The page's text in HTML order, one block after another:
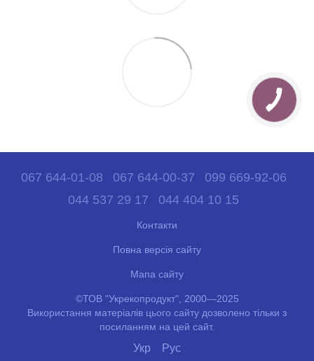
067 644-01-08 067 644-00-37
099 669-92-06
044 537 29 17
044 404 10 15
Контакти
Повна версія сайту
Мапа сайту
©ТОВ "Укрекопродукт", 2000—2025
Використання матеріалів цього сайту дозволено тільки з
посиланням на цей сайт.
Укр Рус